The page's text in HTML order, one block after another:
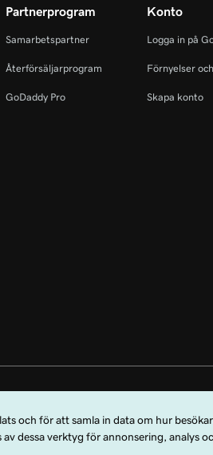
Partnerprogram
Samarbetspartner
Återförsäljarprogram
GoDaddy Pro
Konto
Logga in på
Förnyelser
Skapa konto
Operating Company, LLC i USA och
av dessa allmänna användningsvillkor